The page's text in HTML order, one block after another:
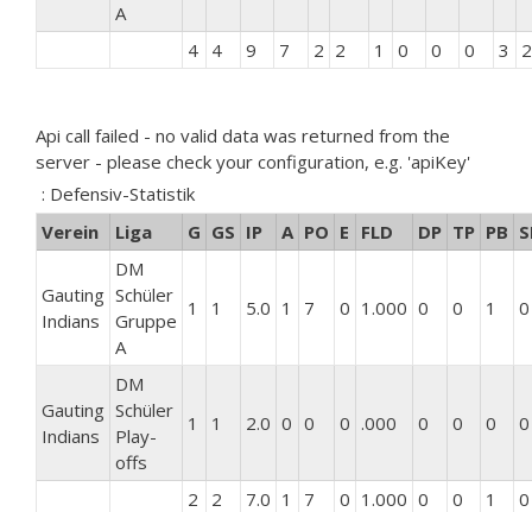
A
4 4 9 7 2 2 1 0 0 0 3 2
Api call failed - no valid data was returned from the
server - please check your configuration, e.g. 'apiKey'
: Defensiv-Statistik
Verein
Liga G GS IP A PO E FLD DP TP PB
Gauting
Indians
DM
Schüler
Gruppe
A
1 1 5.0 1 7 0 1.000 0 0 1 0
Gauting
Indians
DM
Schüler
Play-
offs
1 1 2.0 0 0 0 .000 0 0 0 0
2 2 7.0 1 7 0 1.000 0 0 1 0